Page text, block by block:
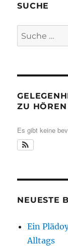
SUCHE
Suche
nach:
ZU HÖREN
Es gibt keine
NEUESTE
Ein
Alltags